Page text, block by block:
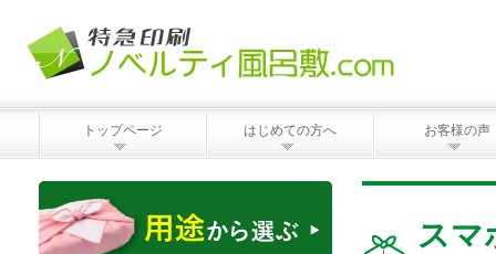
トップページ はじめての方へ お客様の声
スマ